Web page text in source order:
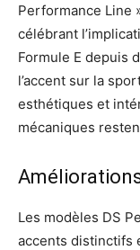
Performance Line
célébrant
Formule E depuis
l’accent sur la
esthétiques et
mécaniques
Les modèles DS
accents distinctifs